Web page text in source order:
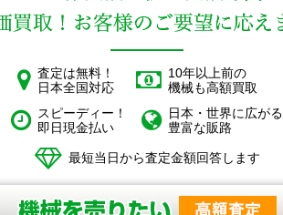
査定は無料！
日本全国対応
10年以上前の
機械も高額買取
スピーディー！
即日現金払い
日本・世界に広がる
豊富な販路
最短当日から査定金額回答します